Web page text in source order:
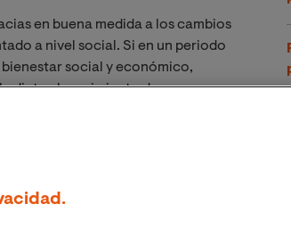
en buena medida a los cambios
a nivel social. Si en un periodo
social y económico,
dieta al surgimiento de
de lo que comemos en
la diabetes o la hipertensión.
específicas como la cognitiva. A
en el campo de la nutrición